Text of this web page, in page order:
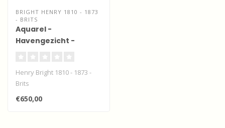
BRIGHT HENRY 1810 - 1873
- BRITS
Aquarel -
Havengezicht -
Henry Bright 1810 - 1873 -
Brits
€650,00